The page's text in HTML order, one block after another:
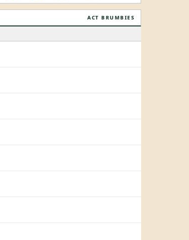
ACT BRUMBIES